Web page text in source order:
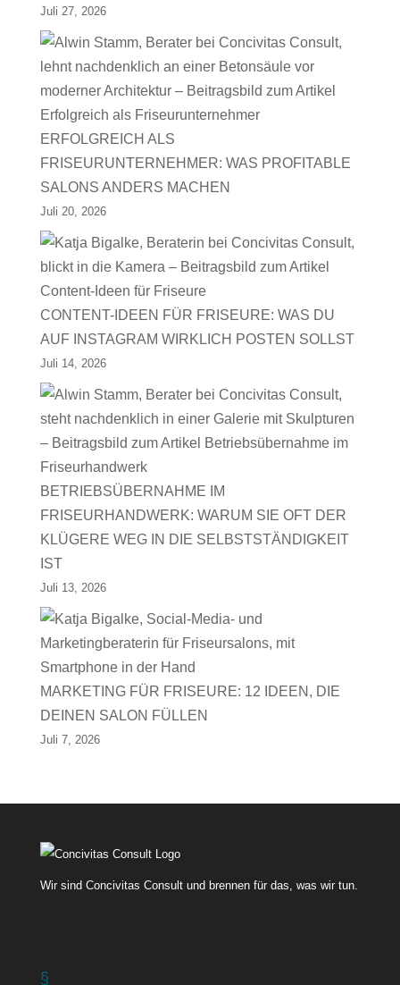
Juli 27, 2026
ERFOLGREICH ALS
FRISEURUNTERNEHMER: WAS PROFITABLE
SALONS ANDERS MACHEN
Juli 20, 2026
CONTENT-IDEEN FÜR FRISEURE: WAS DU
AUF INSTAGRAM WIRKLICH POSTEN SOLLST
Juli 14, 2026
BETRIEBSÜBERNAHME IM
FRISEURHANDWERK: WARUM SIE OFT DER
KLÜGERE WEG IN DIE SELBSTSTÄNDIGKEIT
IST
Juli 13, 2026
MARKETING FÜR FRISEURE: 12 IDEEN, DIE
DEINEN SALON FÜLLEN
Juli 7, 2026
Wir sind Concivitas Consult und brennen für das, was wir tun.
§